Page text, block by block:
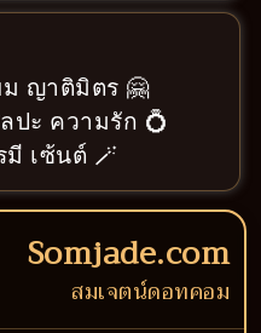
ม ญาติมิตร 🤗
ปะ ความรัก 💍
มี เซ้นต์ 🪄
Somjade.com
สมเจตน์ดอทคอม